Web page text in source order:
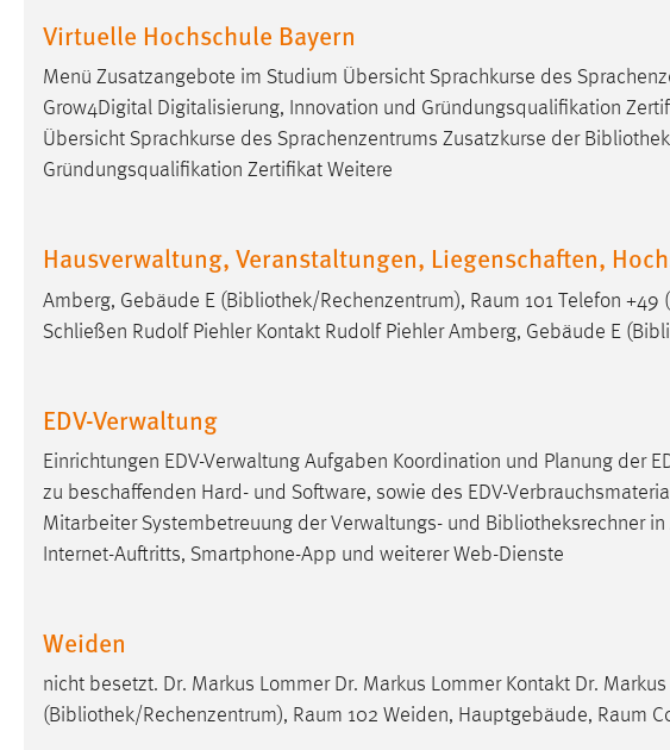
Virtuelle Hochschule Bayern
Menü Zusatzangebote im Studium Übersicht Sprachkurse des
Grow4Digital Digitalisierung, Innovation und Gründungsqualifikation
Übersicht Sprachkurse des Sprachenzentrums Zusatzkurse der Bibliothek
Gründungsqualifikation Zertifikat Weitere
Hausverwaltung, Veranstaltungen, Liegenschaften,
Amberg, Gebäude E (Bibliothek/Rechenzentrum), Raum 101 Telefon
Schließen Rudolf Piehler Kontakt Rudolf Piehler Amberg, Gebäude E (
EDV-Verwaltung
Einrichtungen EDV-Verwaltung Aufgaben Koordination und Planung der
zu beschaffenden Hard- und Software, sowie des EDV-
Mitarbeiter Systembetreuung der Verwaltungs- und Bibliotheksrechnerin
Internet-Auftritts, Smartphone-App und weiterer Web-Dienste
Weiden
nicht besetzt. Dr. Markus Lommer Dr. Markus Lommer Kontakt Dr.
(Bibliothek/Rechenzentrum), Raum 102 Weiden, Hauptgebäude, Raum
Cookie Laufzeit: 24 Stunden
STATISTIK
unsere Besucher unsere Website nutzen.
Matomo
Zweck:
Cookie Laufzeit: Max. 13 Monate
MARKETING
Sie tun dies, indem sie Besucher über Websites
hinweg verfolgen.
Google Ads